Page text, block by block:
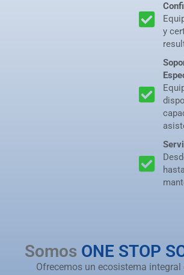
y
Somos ONE STOP
Ofrecemos un ecosistema integral